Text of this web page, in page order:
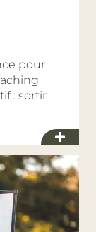
pour
: sortir